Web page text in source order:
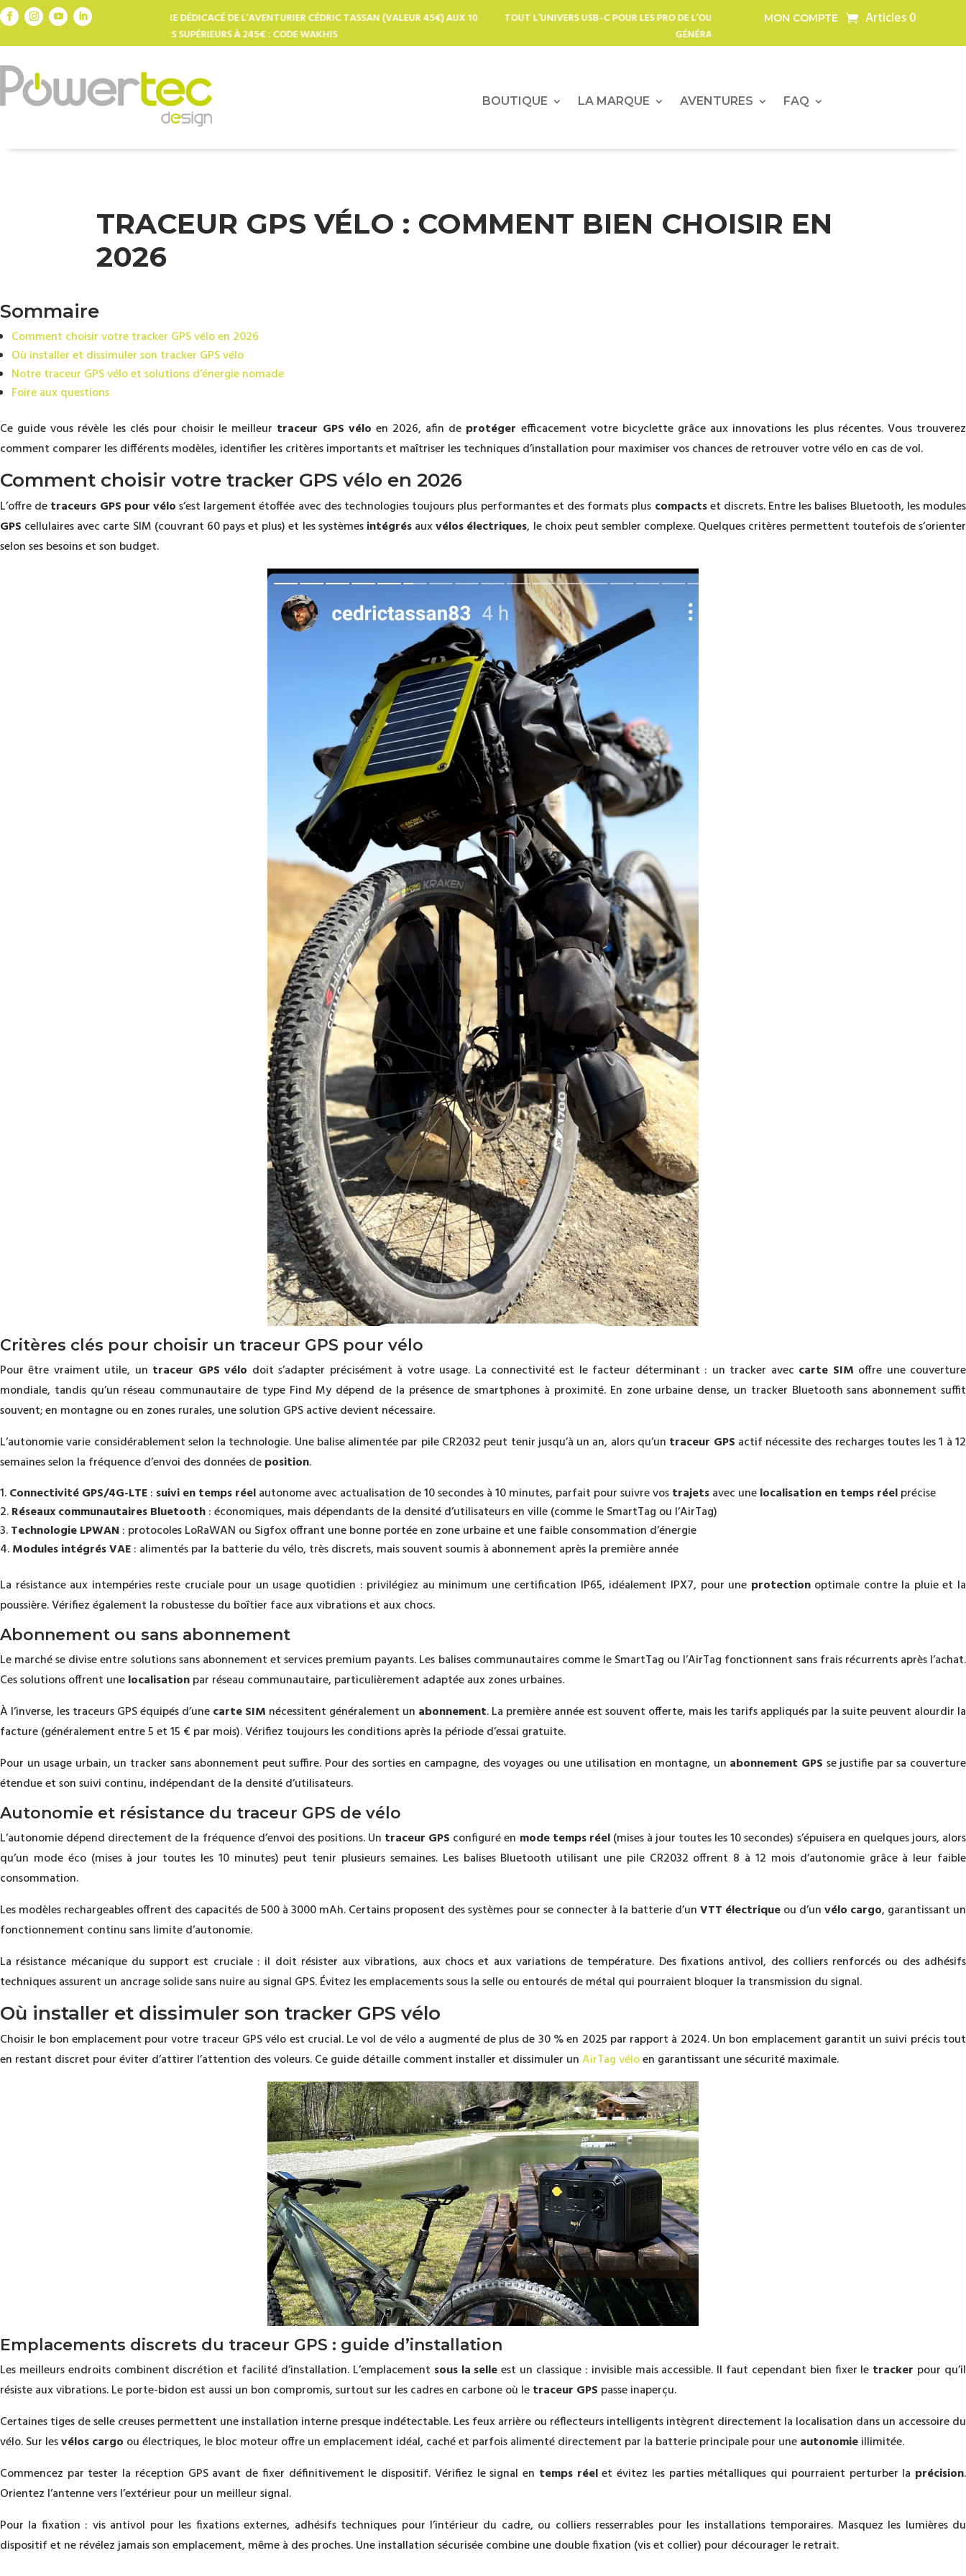
CÉDRIC TASSAN (VALEUR 45€) AUX 10
TOUT L’UNIVERS USB-C POUR LES PRO DE L’OUTDOOR DEPUIS 2008 : CHARGEURS SOLAIRES, POWERBANKS, LAMPES LED,
SERIE LIMITEE – POWERTEC
MON COMPTE Articles 0
BOUTIQUE LA MARQUE AVENTURES FAQ
TRACEUR GPS VÉLO : COMMENT BIEN CHOISIR EN
2026
Sommaire
Comment choisir votre tracker GPS vélo en 2026
Où installer et dissimuler son tracker GPS vélo
Notre traceur GPS vélo et solutions d’énergie nomade
Foire aux questions
Ce guide vous révèle les clés pour choisir le meilleur traceur GPS vélo en 2026, afin de protéger efficacement votre bicyclette grâce aux innovations les plus récentes. Vous trouverez
comment comparer les différents modèles, identifier les critères importants et maîtriser les techniques d’installation pour maximiser vos chances de retrouver votre vélo en cas de vol.
Comment choisir votre tracker GPS vélo en 2026
L’offre detraceurs GPS pour vélos’est largement étoffée avec des technologies toujours plus performantes et des formats plus compactset discrets. Entre les balises Bluetooth, les modules
GPS cellulaires avec carte SIM (couvrant 60 pays et plus) et les systèmesintégrésauxvélos électriques, le choix peut sembler complexe. Quelques critères permettent toutefois de s’orienter
selon ses besoins et son budget.
Critères clés pour choisir un traceur GPS pour vélo
Pour être vraiment utile, un traceur GPS vélo doit s’adapter précisément à votre usage. La connectivité est le facteur déterminant : un tracker avec carte SIM offre une couverture
mondiale, tandis qu’un réseau communautaire de type Find My dépend de la présence de smartphones à proximité. En zone urbaine dense, un tracker Bluetooth sans abonnement suffit
souvent; en montagne ou en zones rurales, une solution GPS active devient nécessaire.
L’autonomie varie considérablement selon la technologie. Une balise alimentée par pile CR2032 peut tenir jusqu’à un an, alors qu’un traceur GPS actif nécessite des recharges toutes les 1 à 12
semaines selon la fréquence d’envoi des données deposition.
Connectivité GPS/4G-LTE: suivi en temps réelautonome avec actualisation de 10 secondes à 10 minutes, parfait pour suivre vostrajetsavec unelocalisation en temps réelprécise
Réseaux communautaires Bluetooth: économiques, mais dépendants de la densité d’utilisateurs en ville (comme le SmartTag ou l’AirTag)
Technologie LPWAN : protocoles LoRaWAN ou Sigfox offrant une bonne portée en zone urbaine et une faible consommation d’énergie
Modules intégrés VAE: alimentés par la batterie du vélo, très discrets, mais souvent soumis à abonnement après la première année
La résistance aux intempéries reste cruciale pour un usage quotidien : privilégiez au minimum une certification IP65, idéalement IPX7, pour une protectionoptimale contre la pluie et la
poussière. Vérifiez également la robustesse du boîtier face aux vibrations et aux chocs.
Abonnement ou sans abonnement
Le marché se divise entre solutions sans abonnement et services premium payants. Les balises communautaires comme le SmartTag ou l’AirTag fonctionnent sans frais récurrents après l’achat.
Ces solutions offrent unelocalisationpar réseau communautaire, particulièrement adaptée aux zones urbaines.
À l’inverse, les traceurs GPS équipés d’unecarte SIM nécessitent généralement un abonnement. La première année est souvent offerte, mais les tarifs appliqués par la suite peuvent alourdir la
facture (généralement entre 5 et 15 € par mois). Vérifiez toujours les conditions après la période d’essai gratuite.
Pour un usage urbain, un tracker sans abonnement peut suffire. Pour des sorties en campagne, des voyages ou une utilisation en montagne, un abonnement GPS se justifie par sa couverture
étendue et son suivi continu, indépendant de la densité d’utilisateurs.
Autonomie et résistance du traceur GPS de vélo
L’autonomie dépend directement de la fréquence d’envoi des positions. Un traceur GPS configuré en mode temps réel(mises à jour toutes les 10 secondes) s’épuisera en quelques jours, alors
qu’un mode éco (mises à jour toutes les 10 minutes) peut tenir plusieurs semaines. Les balises Bluetooth utilisant une pile CR2032 offrent 8 à 12 mois d’autonomie grâce à leur faible
consommation.
Les modèles rechargeables offrent des capacités de 500 à 3000 mAh. Certains proposent des systèmes pour se connecter à la batterie d’unVTT électriqueou d’unvélo cargo, garantissant un
fonctionnement continu sans limite d’autonomie.
La résistance mécanique du support est cruciale : il doit résister aux vibrations, aux chocs et aux variations de température. Des fixations antivol, des colliers renforcés ou des adhésifs
techniques assurent un ancrage solide sans nuire au signal GPS. Évitez les emplacements sous la selle ou entourés de métal qui pourraient bloquer la transmission du signal.
Où installer et dissimuler son tracker GPS vélo
Choisir le bon emplacement pour votre traceur GPS vélo est crucial. Le vol de vélo a augmenté de plus de 30 % en 2025 par rapport à 2024. Un bon emplacement garantit un suivi précis tout
en restant discret pour éviter d’attirer l’attention des voleurs. Ce guide détaille comment installer et dissimuler unAirTag véloen garantissant une sécurité maximale.
Emplacements discrets du traceur GPS : guide d’installation
Les meilleurs endroits combinent discrétion et facilité d’installation. L’emplacement sous la selleest un classique : invisible mais accessible. Il faut cependant bien fixer le tracker pour qu’il
résiste aux vibrations. Le porte-bidon est aussi un bon compromis, surtout sur les cadres en carbone où letraceur GPS passe inaperçu.
Certaines tiges de selle creuses permettent une installation interne presque indétectable. Les feux arrière ou réflecteurs intelligents intègrent directement la localisation dans un accessoire du
vélo. Sur lesvélos cargo ou électriques, le bloc moteur offre un emplacement idéal, caché et parfois alimenté directement par la batterie principale pour uneautonomieillimitée.
Commencez par tester la réception GPS avant de fixer définitivement le dispositif. Vérifiez le signal en temps réelet évitez les parties métalliques qui pourraient perturber la précision.
Orientez l’antenne vers l’extérieur pour un meilleur signal.
Pour la fixation : vis antivol pour les fixations externes, adhésifs techniques pour l’intérieur du cadre, ou colliers resserrables pour les installations temporaires. Masquez les lumières du
dispositif et ne révélez jamais son emplacement, même à des proches. Une installation sécurisée combine une double fixation (vis et collier) pour décourager le retrait.